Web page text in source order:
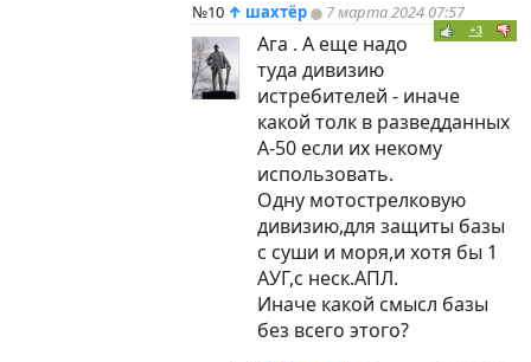
№10 ↑ шахтёр 7 марта 2024 07:57
+3
Ага . А еще надо
туда дивизию
истребителей - иначе
какой толк в разведданных
А-50 если их некому
использовать.
Одну мотострелковую
дивизию,для защиты базы
с суши и моря,и хотя бы 1
АУГ,с неск.АПЛ.
Иначе какой смысл базы
без всего этого?